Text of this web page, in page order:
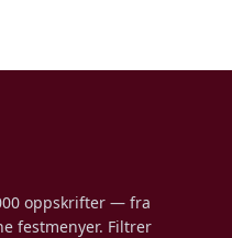
oppskrifter — fra
festmenyer. Filtrer